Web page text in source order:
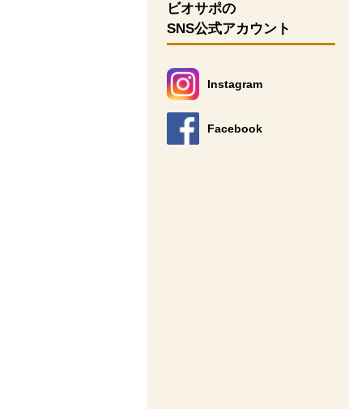
ビオサポの
SNS公式アカウント
Instagram
別のウィンドウで開きます。
Facebook
別のウィンドウで開きます。